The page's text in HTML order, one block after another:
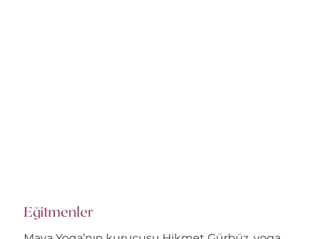
Eğitmenler